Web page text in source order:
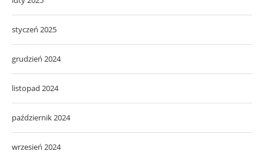
styczeń 2025
grudzień 2024
listopad 2024
październik 2024
wrzesień 2024